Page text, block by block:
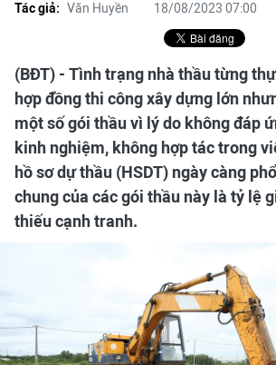
Tác giả: Văn Huyền 18/08/2023 07:00
(BĐT) - Tình trạng nhà thầu từng
hợp đồng thi công xây dựng lớn
một số gói thầu vì lý do không đáp
kinh nghiệm, không hợp tác trong
hồ sơ dự thầu (HSDT) ngày càng
chung của các gói thầu này là tỷ lệ
thiếu cạnh tranh.